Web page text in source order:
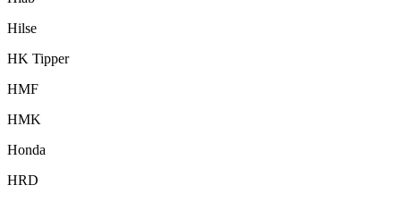
Hilse
HK Tipper
HMF
HMK
Honda
HRD